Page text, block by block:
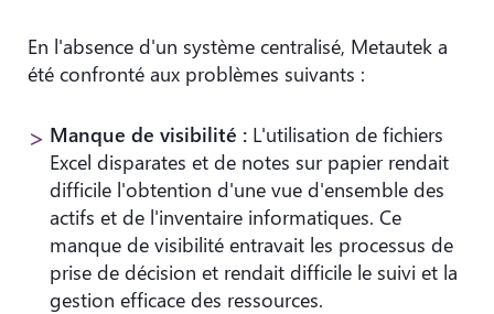
En l'absence d'un système centralisé, Metautek a
été confronté aux problèmes suivants :
Manque de visibilité : L'utilisation de fichiers
Excel disparates et de notes sur papier rendait
difficile l'obtention d'une vue d'ensemble des
actifs et de l'inventaire informatiques. Ce
manque de visibilité entravait les processus de
prise de décision et rendait difficile le suivi et la
gestion efficace des ressources.